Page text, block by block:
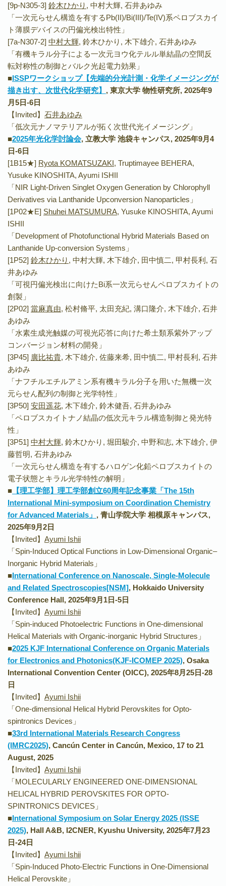
[9p-N305-3] 鈴木ひかり , 中村大輝, 石井あゆみ
「一次元らせん構造を有するPb(II)/Bi(III)/Te(IV)系ペロブスカイ
ト薄膜デバイスの円偏光検出特性」
[7a-N307-2] 中村大輝, 鈴木ひかり, 木下雄介, 石井あゆみ
「有機キラル分子による一次元ヨウ化テルル単結晶の空間反
転対称性の制御とバルク光起電力効果」
■ISSPワークショップ【先端的分光計測・化学イメージングが
描き出す、次世代化学研究】 , 東京大学 物性研究所, 2025年9
月5日-6日
【Invited】 石井あゆみ
「低次元ナノマテリアルが拓く次世代光イメージング」
■2025年光化学討論会, 立教大学 池袋キャンパス, 2025年9月4
日-6日
[1B15★] Ryota KOMATSUZAKI, Truptimayee BEHERA,
Yusuke KINOSHITA, Ayumi ISHII
「NIR Light-Driven Singlet Oxygen Generation by Chlorophyll
Derivatives via Lanthanide Upconversion Nanoparticles」
[1P02★E] Shuhei MATSUMURA, Yusuke KINOSHITA, Ayumi
ISHII
「Development of Photofunctional Hybrid Materials Based on
Lanthanide Up-conversion Systems」
[1P52] 鈴木ひかり , 中村大輝, 木下雄介, 田中慎二, 甲村長利, 石
井あゆみ
「可視円偏光検出に向けたBi系一次元らせんペロブスカイトの
創製」
[2P02] 當麻真由, 松村脩平, 太田充紀, 溝口隆介, 木下雄介, 石井
あゆみ
「水素生成光触媒の可視光応答に向けた希土類系紫外アップ
コンバージョン材料の開発」
[3P45] 廣比祐貴, 木下雄介, 佐藤来希, 田中慎二, 甲村長利, 石井
あゆみ
「ナフチルエチルアミン系有機キラル分子を用いた無機一次
元らせん配列の制御と光学特性」
[3P50] 安田遥花, 木下雄介, 鈴木健吾, 石井あゆみ
「ペロブスカイトナノ結晶の低次元キラル構造制御と発光特
性」
[3P51] 中村大輝, 鈴木ひかり, 堀田駿介, 中野和志, 木下雄介, 伊
藤哲明, 石井あゆみ
「一次元らせん構造を有するハロゲン化鉛ペロブスカイトの
電子状態とキラル光学特性の解明」
■ 【理工学部】理工学部創立60周年記念事業「The 15th
International Mini-symposium on Coordination Chemistry
for Advanced Materials」 , 青山学院大学 相模原キャンパス,
2025年9月2日
【Invited】 Ayumi Ishii
「Spin-Induced Optical Functions in Low-Dimensional Organic–
Inorganic Hybrid Materials」
■International Conference on Nanoscale, Single-Molecule
and Related Spectroscopies[NSM], Hokkaido University
Conference Hall, 2025年9月1日-5日
【Invited】 Ayumi Ishii
「Spin-induced Photoelectric Functions in One-dimensional
Helical Materials with Organic-inorganic Hybrid Structures」
■2025 KJF International Conference on Organic Materials
for Electronics and Photonics(KJF-ICOMEP 2025), Osaka
International Convention Center (OICC), 2025年8月25日-28
日
【Invited】 Ayumi Ishii
「One‐dimensional Helical Hybrid Perovskites for Opto‐
spintronics Devices」
■33rd International Materials Research Congress
(IMRC2025), Cancún Center in Cancún, Mexico, 17 to 21
August, 2025
【Invited】 Ayumi Ishii
「MOLECULARLY ENGINEERED ONE-DIMENSIONAL
HELICAL HYBRID PEROVSKITES FOR OPTO-
SPINTRONICS DEVICES」
■International Symposium on Solar Energy 2025 (ISSE
2025), Hall A&B, I2CNER, Kyushu University, 2025年7月23
日-24日
【Invited】 Ayumi Ishii
「Spin-Induced Photo-Electric Functions in One-Dimensional
Helical Perovskite」